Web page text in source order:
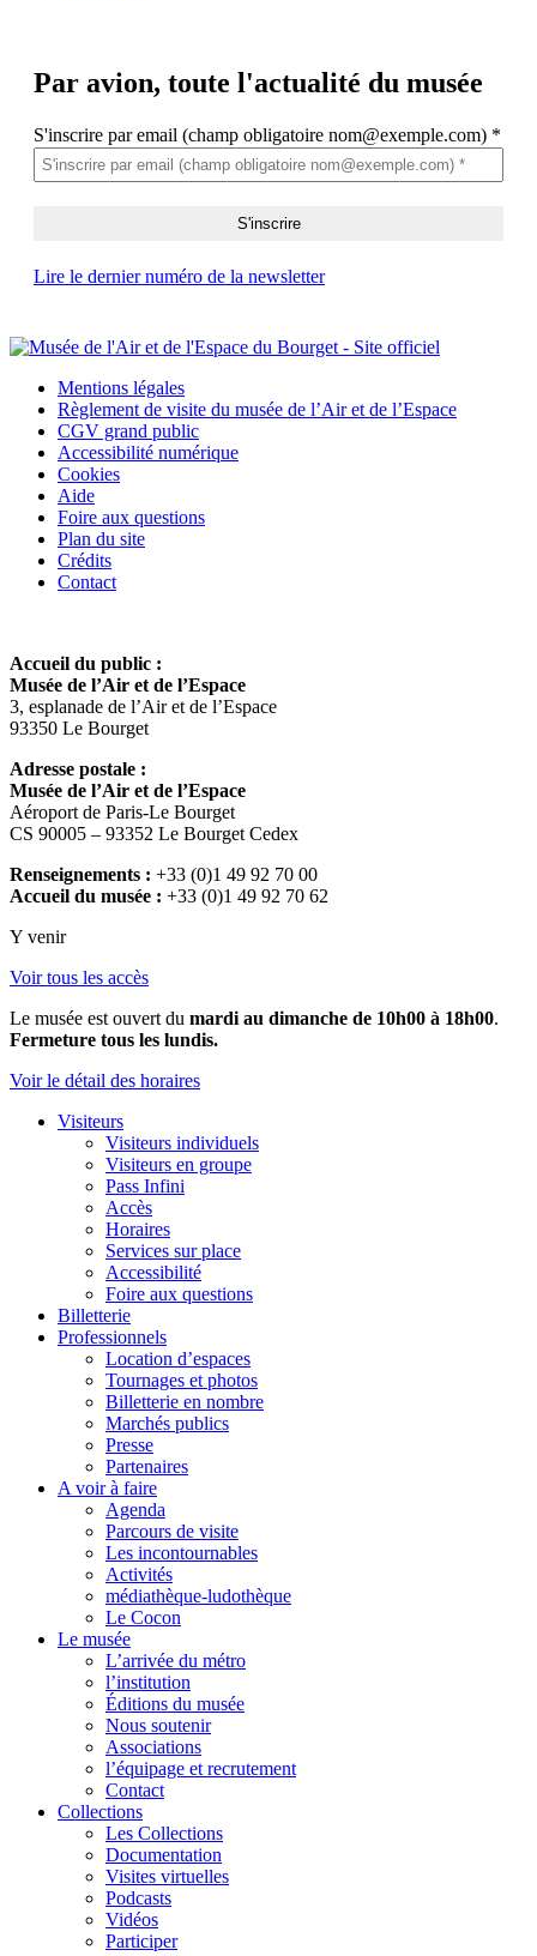
Par avion, toute l'actualité du musée
S'inscrire par email (champ obligatoire nom@exemple.com) *
Lire le dernier numéro de la newsletter
Mentions légales
Règlement de visite du musée de l’Air et de l’Espace
CGV grand public
Accessibilité numérique
Cookies
Aide
Foire aux questions
Plan du site
Crédits
Contact
Accueil du public :
Musée de l’Air et de l’Espace
3, esplanade de l’Air et de l’Espace
93350 Le Bourget
Adresse postale :
Musée de l’Air et de l’Espace
Aéroport de Paris-Le Bourget
CS 90005 – 93352 Le Bourget Cedex
Renseignements : +33 (0)1 49 92 70 00
Accueil du musée : +33 (0)1 49 92 70 62
Y venir
Voir tous les accès
Le musée est ouvert du mardi au dimanche de 10h00 à 18h00.
Fermeture tous les lundis.
Voir le détail des horaires
Visiteurs
Visiteurs individuels
Visiteurs en groupe
Pass Infini
Accès
Horaires
Services sur place
Accessibilité
Foire aux questions
Billetterie
Professionnels
Location d’espaces
Tournages et photos
Billetterie en nombre
Marchés publics
Presse
Partenaires
A voir à faire
Agenda
Parcours de visite
Les incontournables
Activités
médiathèque-ludothèque
Le Cocon
Le musée
L’arrivée du métro
l’institution
Éditions du musée
Nous soutenir
Associations
l’équipage et recrutement
Contact
Collections
Les Collections
Documentation
Visites virtuelles
Podcasts
Vidéos
Participer